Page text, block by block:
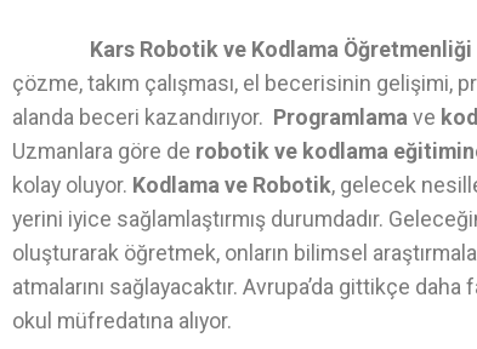
Kars Robotik ve Kodlama
çözme, takım çalışması, el becerisinin gelişimi,
alanda beceri kazandırıyor. Programlama ve
Uzmanlara göre de robotik ve kodlama
kolay oluyor. Kodlama ve Robotik, gelecek
yerini iyice sağlamlaştırmış durumdadır.
oluşturarak öğretmek, onların bilimsel
atmalarını sağlayacaktır. Avrupa’da gittikçe daha
okul müfredatına alıyor.